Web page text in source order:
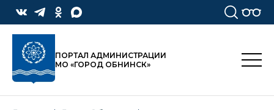
ПОРТАЛ АДМИНИСТРАЦИИ
МО «ГОРОД ОБНИНСК»